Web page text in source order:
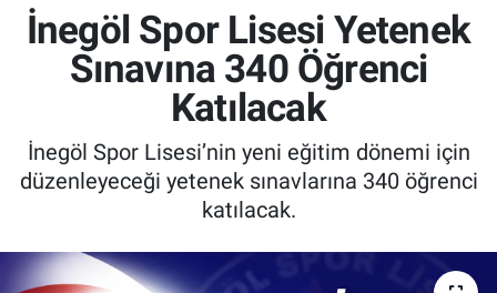
İnegöl Spor Lisesi Yetenek
Sınavına 340 Öğrenci
Katılacak
İnegöl Spor Lisesi’nin yeni eğitim dönemi için
düzenleyeceği yetenek sınavlarına 340 öğrenci
katılacak.
Ekonomi
İnanç
Kültür & Sanat
Son Dakika Haberleri